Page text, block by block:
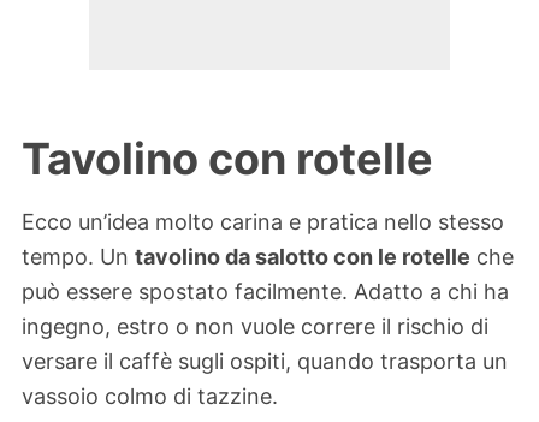
Tavolino con rotelle
Ecco un’idea molto carina e pratica nello stesso
tempo. Un tavolino da salotto con le rotelle che
può essere spostato facilmente. Adatto a chi ha
ingegno, estro o non vuole correre il rischio di
versare il caffè sugli ospiti, quando trasporta un
vassoio colmo di tazzine.